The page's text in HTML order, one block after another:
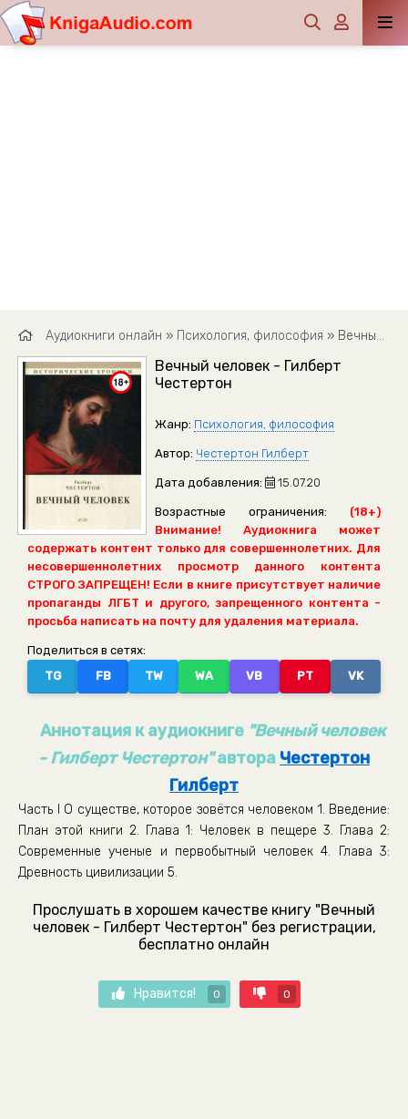
Аудиокниги онлайн » Психология, философия » Вечный человек - Гилберт Честертон
Вечный человек - Гилберт
Честертон
Жанр: Психология, философия
Автор: Честертон Гилберт
Дата добавления: 15.07.20
Возрастные ограничения:
(18+)
Внимание! Аудиокнига может
содержать контент только для совершеннолетних. Для
несовершеннолетних просмотр данного контента
СТРОГО ЗАПРЕЩЕН! Если в книге присутствует наличие
пропаганды ЛГБТ и другого, запрещенного контента -
просьба написать на почту для удаления материала.
Поделиться в сетях:
TG
FB TW WA VB PT VK
Аннотация к аудиокниге "Вечный человек
- Гилберт Честертон"автора Честертон
Гилберт
Часть I О существе, которое зовётся человеком 1. Введение:
План этой книги 2. Глава 1: Человек в пещере 3. Глава 2:
Современные ученые и первобытный человек 4. Глава 3:
Древность цивилизации 5.
Прослушать в хорошем качестве книгу "Вечный
человек - Гилберт Честертон" без регистрации,
бесплатно онлайн
Нравится! 0 0